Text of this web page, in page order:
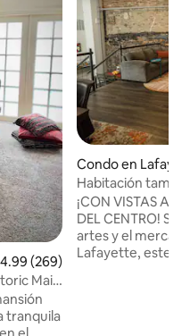
promedio: 4.99 de
4.99 (269)
Main
tranquila
Condo en
Habitación
centro de la
¡CON VISTAS A
DEL CENTRO!
artes y el
Lafayette, este